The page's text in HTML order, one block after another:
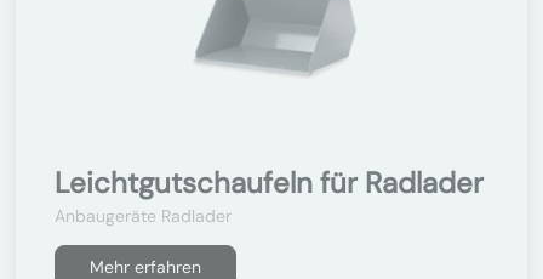
Leichtgutschaufeln für Radlader
Anbaugeräte Radlader
Mehr erfahren